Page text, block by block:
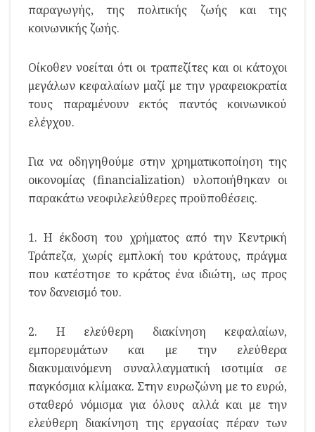
παραγωγής, της πολιτικής ζωής και της
κοινωνικής ζωής.
Οίκοθεν νοείται ότι οι τραπεζίτες και οι κάτοχοι
μεγάλων κεφαλαίων μαζί με την γραφειοκρατία
τους παραμένουν εκτός παντός κοινωνικού
ελέγχου.
Για να οδηγηθούμε στην χρηματικοποίηση της
οικονομίας (financialization) υλοποιήθηκαν οι
παρακάτω νεοφιλελεύθερες προϋποθέσεις.
1. Η έκδοση του χρήματος από την Κεντρική
Τράπεζα, χωρίς εμπλοκή του κράτους, πράγμα
που κατέστησε το κράτος ένα ιδιώτη, ως προς
τον δανεισμό του.
2. Η ελεύθερη διακίνηση κεφαλαίων,
εμπορευμάτων και με την ελεύθερα
διακυμαινόμενη συναλλαγματική ισοτιμία σε
παγκόσμια κλίμακα. Στην ευρωζώνη με το ευρώ,
σταθερό νόμισμα για όλους αλλά και με την
ελεύθερη διακίνηση της εργασίας πέραν των